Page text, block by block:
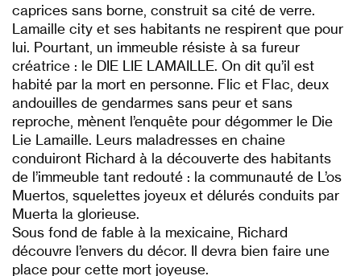
caprices sans borne, construit sa cité de verre.
Lamaille city et ses habitants ne respirent que pour
lui. Pourtant, un immeuble résiste à sa fureur
créatrice : le DIE LIE LAMAILLE. On dit qu’il est
habité par la mort en personne. Flic et Flac, deux
andouilles de gendarmes sans peur et sans
reproche, mènent l’enquête pour dégommer le Die
Lie Lamaille. Leurs maladresses en chaine
conduiront Richard à la découverte des habitants
de l’immeuble tant redouté : la communauté de L’os
Muertos, squelettes joyeux et délurés conduits par
Muerta la glorieuse.
Sous fond de fable à la mexicaine, Richard
découvre l’envers du décor. Il devra bien faire une
place pour cette mort joyeuse.